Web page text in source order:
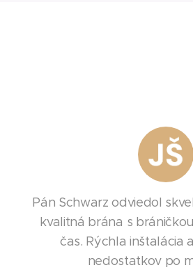
Pán Schwarz odviedol
kvalitná brána s
čas. Rýchla inštalácia
nedostatkov po